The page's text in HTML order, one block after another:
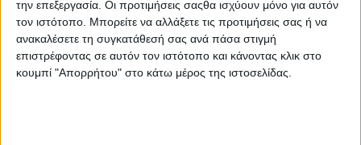
την επεξεργασία. Οι προτιμήσεις σαςθα ισχύουν μόνο για αυτόν
τον ιστότοπο. Μπορείτε να αλλάξετε τις προτιμήσεις σας ή να
ανακαλέσετε τη συγκατάθεσή σας ανά πάσα στιγμή
επιστρέφοντας σε αυτόν τον ιστότοπο και κάνοντας κλικ στο
κουμπί "Απορρήτου" στο κάτω μέρος της ιστοσελίδας.
τηλεοπτικά πάνελ»
ΑπόψειςΑστυνομικό Εξώφυλλο 08/11/2024